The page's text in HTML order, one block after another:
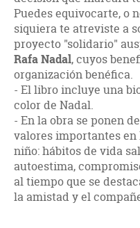
Puedes equivocarte, o
siquiera te atreviste a
proyecto "solidario"
Rafa Nadal, cuyos
organización benéfica.
- El libro incluye una
color de Nadal.
- En la obra se ponen
valores importantes
niño: hábitos de vida
autoestima,
al tiempo que se
la amistad y el